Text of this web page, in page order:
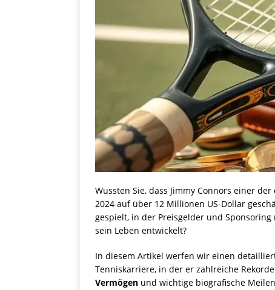
Wussten Sie, dass Jimmy Connors einer
2024 auf über 12 Millionen US-Dollar
gespielt, in der Preisgelder und
sein Leben entwickelt?
In diesem Artikel werfen wir einen
Tenniskarriere, in der er zahlreiche
Vermögen und wichtige biografische